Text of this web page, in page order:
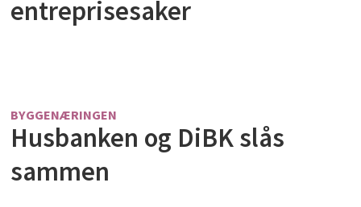
entreprisesaker
BYGGENÆRINGEN
Husbanken og DiBK slås
sammen